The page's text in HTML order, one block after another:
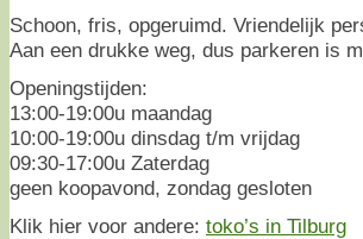
Schoon, fris, opgeruimd. Vriendelijk
Aan een drukke weg, dus parkeren is
Openingstijden:
13:00-19:00u maandag
10:00-19:00u dinsdag t/m vrijdag
09:30-17:00u Zaterdag
geen koopavond, zondag gesloten
Klik hier voor andere: toko’s in Tilburg